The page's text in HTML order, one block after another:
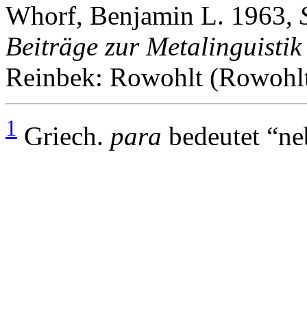
Whorf, Benjamin L. 1963,
Beiträge zur
Reinbek: Rowohlt
1 Griech. para bedeutet